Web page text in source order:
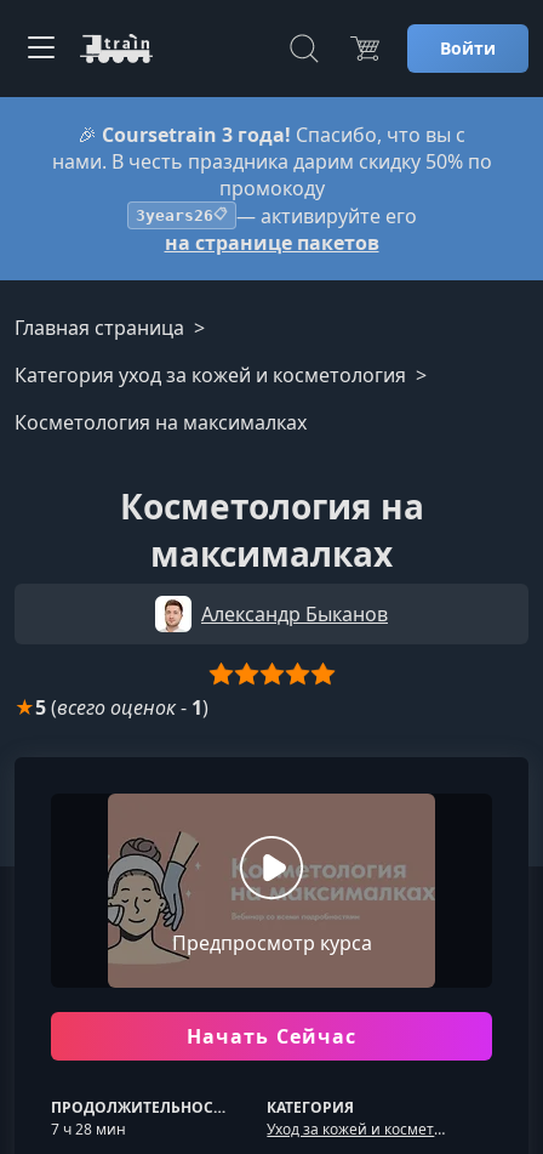
Войти
🎉 Coursetrain 3 года! Спасибо, что вы с
нами. В честь праздника дарим скидку 50% по
промокоду
3years26📋 — активируйте его
на странице пакетов
Главная страница
Категория уход за кожей и косметология
Косметология на максималках
Косметология на
максималках
Александр Быканов
★5(всего оценок- 1)
Предпросмотр курса
Начать Сейчас
ПРОДОЛЖИТЕЛЬНОСТЬ
7 ч 28 мин
КАТЕГОРИЯ
Уход за кожей и косметология